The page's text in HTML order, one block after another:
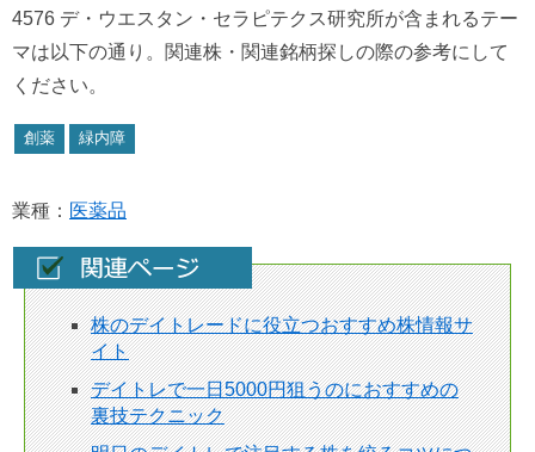
4576 デ・ウエスタン・セラピテクス研究所が含まれるテー
マは以下の通り。関連株・関連銘柄探しの際の参考にして
ください。
創薬 緑内障
業種： 医薬品
株のデイトレードに役立つおすすめ株情報サ
イト
デイトレで一日5000円狙うのにおすすめの
裏技テクニック